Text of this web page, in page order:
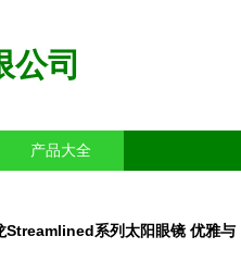
公司
产品大全
Streamlined系列太阳眼镜 优雅与